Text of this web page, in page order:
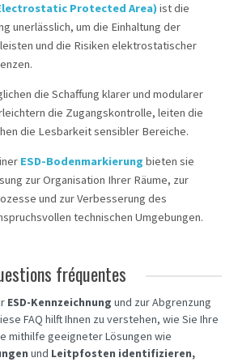
Protected Area)ist die
unerlässlich, um die Einhaltung der
und die Risiken elektrostatischer
die Schaffung klarer und modularer
die Zugangskontrolle, leiten die
die Lesbarkeit sensibler Bereiche.
ESD-Bodenmarkierung bieten sie
zur Organisation Ihrer Räume, zur
und zur Verbesserung des
technischen Umgebungen.
fréquentes
ESD-Kennzeichnung und zur Abgrenzung
FAQ hilft Ihnen zu verstehen, wie Sie Ihre
mithilfe geeigneter Lösungen wie
und Leitpfosten identifizieren,